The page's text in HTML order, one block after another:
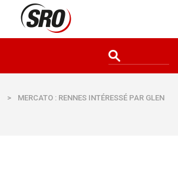
>
MERCATO : RENNES INTÉRESSÉ PAR GLEN